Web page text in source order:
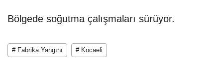
Bölgede soğutma çalışmaları sürüyor.
# Fabrika Yangını # Kocaeli